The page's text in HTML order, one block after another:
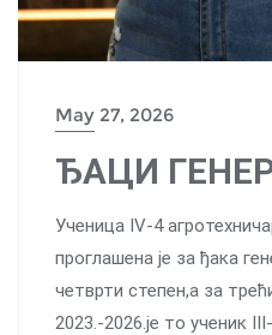
May 27, 2026
ЂАЦИ
Ученица IV-4
проглашена је за ђака
четврти степен,а за
2023.-2026.је то ученик